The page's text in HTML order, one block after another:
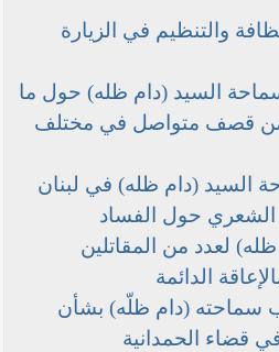
والتنظيم في الزيارة
السيد (دام ظله) حول ما
قصف متواصل في مختلف
السيد (دام ظله) في لبنان
حول الفساد
لعدد من المقاتلين
الدائمة
سماحته (دام ظلّه) بشأن
قضاء الحمدانية